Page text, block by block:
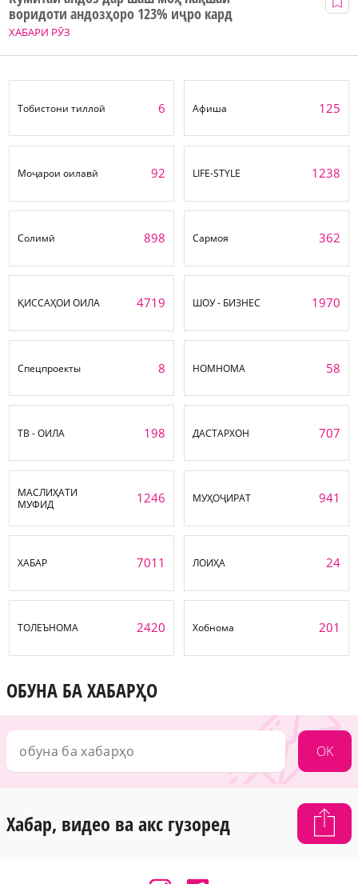
ХАБАРИ РӮЗ
воридоти андозҳоро 123% иҷро кард
Тобистони тиллоӣ 6 Афиша 125
Моҷарои оилавӣ 92 LIFE-STYLE 1238
Солимӣ 898 Сармоя 362
ҚИССАҲОИ ОИЛА 4719 ШОУ - БИЗНЕС 1970
Спецпроекты 8 НОМНОМА 58
ТВ - ОИЛА 198 ДАСТАРХОН 707
МАСЛИҲАТИ
МУФИД
1246 МУҲОҶИРАТ 941
ХАБАР 7011 ЛОИҲА 24
ТОЛЕЪНОМА 2420 Хобнома 201
ОБУНА БА ХАБАРҲО
OK
Хабар, видео ва акс гузоред